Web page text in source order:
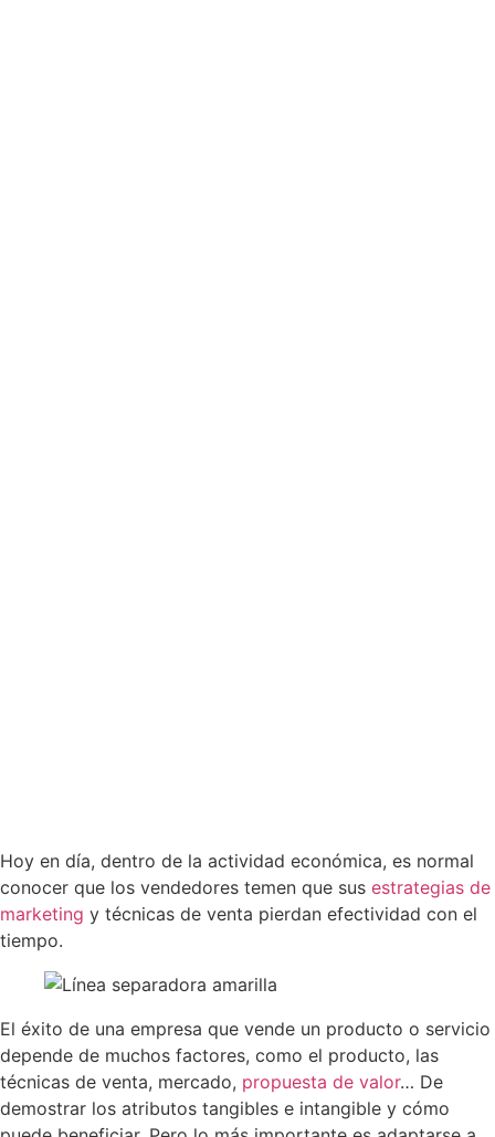
Hoy en día, dentro de la actividad económica, es normal
conocer que los vendedores temen que sus estrategias de
marketing y técnicas de venta pierdan efectividad con el
tiempo.
El éxito de una empresa que vende un producto o servicio
depende de muchos factores, como el producto, las
técnicas de venta, mercado, propuesta de valor… De
demostrar los atributos tangibles e intangible y cómo